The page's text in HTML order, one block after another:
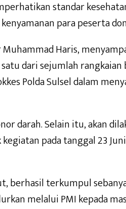
standar
para peserta
Muhammad Haris,
dari sejumlah rangkaian
Polda Sulsel dalam
darah. Selain itu, akan
pada tanggal 23
berhasil terkumpul
melalui PMI kepada